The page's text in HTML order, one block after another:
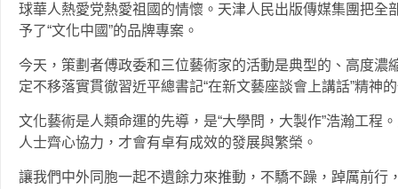
球華人熱愛党熱愛祖國的情懷。天津人民出版傳媒集團把全
予了“文化中國”的品牌專案。
今天，策劃者傅政委和三位藝術家的活動是典型的、高度濃
定不移落實貫徹習近平總書記“在新文藝座談會上講話”精神
文化藝術是人類命運的先導，是“大學問，大製作”浩瀚工程
人士齊心協力，才會有卓有成效的發展與繁榮。
讓我們中外同胞一起不遺餘力來推動，不驕不躁，踔厲前行